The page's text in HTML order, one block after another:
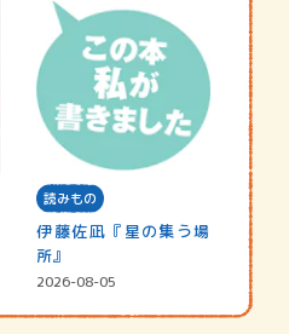
読みもの
伊藤佐凪『星の集う場
所』
2026-08-05